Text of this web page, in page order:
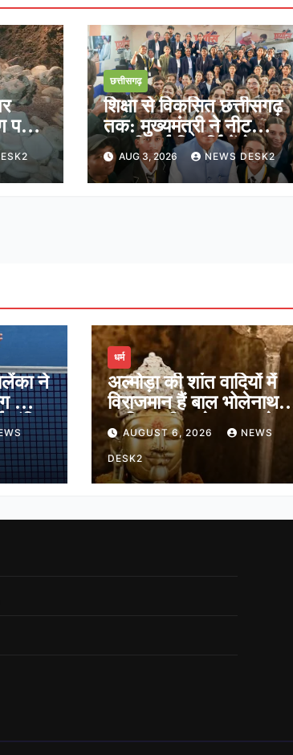
पनीर
छत्तीसगढ़
शिक्षा से विकसित छत्तीसगढ़
तक: मुख्यमंत्री ने नीट
क्वालीफाई विद्यार्थियों के साथ
साझा किया भविष्य का रोडमैप
AUG 3, 2026 NEWS DESK2
ने
को दी
अंतिम
धर्म
अल्मोड़ा की शांत वादियों में
विराजमान हैं बाल भोलेनाथ,
जानिए श्री जागेश्वर महादेव
मंदिर का पौराणिक इतिहास
AUGUST 6, 2026 NEWS
DESK2